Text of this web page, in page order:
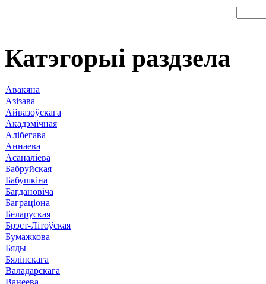
Катэгорыі раздзела
Авакяна
Азізава
Айвазоўскага
Акадэмічная
Алібегава
Аннаева
Асаналіева
Бабруйская
Бабушкіна
Багдановіча
Баграціона
Беларуская
Брэст-Літоўская
Бумажкова
Бяды
Бялінскага
Валадарскага